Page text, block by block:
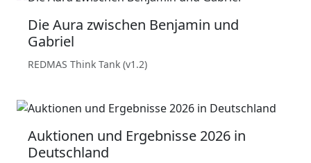
Die Aura zwischen Benjamin und
Gabriel
REDMAS Think Tank (v1.2)
Auktionen und Ergebnisse 2026 in
Deutschland